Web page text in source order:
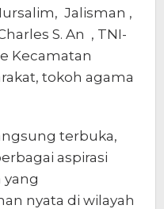
Jalisman ,
S. An , TNI-
Kecamatan
tokoh agama
terbuka,
aspirasi
yang
nyata di wilayah